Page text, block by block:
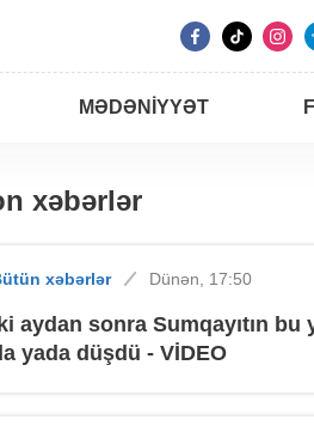
MƏDƏNIYYƏT
xəbərlər
xəbərlər Dünən, 17:50
aydan sonra Sumqayıtın bu
yada düşdü - VİDEO